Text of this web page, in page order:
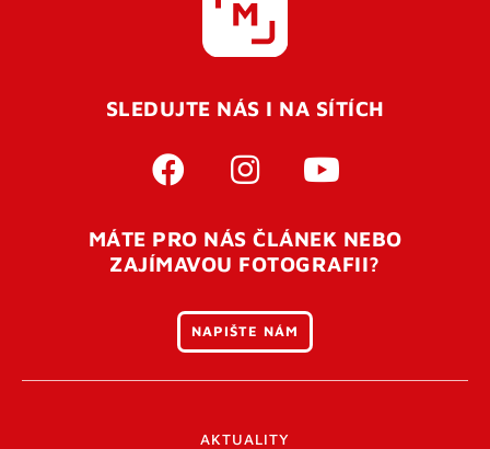
SLEDUJTE NÁS I NA SÍTÍCH
MÁTE PRO NÁS ČLÁNEK NEBO
ZAJÍMAVOU FOTOGRAFII?
NAPIŠTE NÁM
AKTUALITY